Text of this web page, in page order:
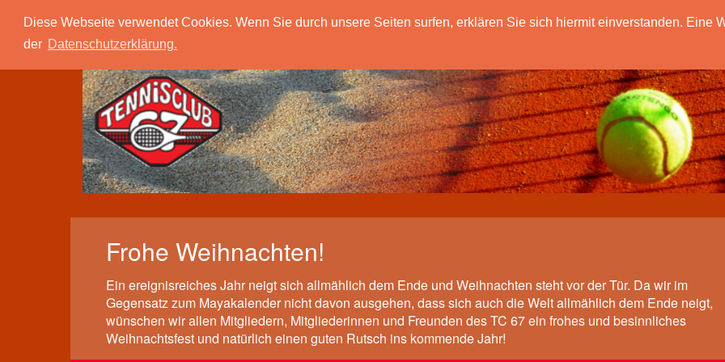
Diese Webseite verwendet Cookies. Wenn Sie durch unsere Seiten surfen, erklären Sie sich hiermit einverstanden. Eine
der Datenschutzerklärung.
Tc 67 Quierschied Verein Spielbetrieb
Frohe Weihnachten!
Ein ereignisreiches Jahr neigt sich allmählich dem Ende und Weihnachten steht vor der Tür. Da wir im
Gegensatz zum Mayakalender nicht davon ausgehen, dass sich auch die Welt allmählich dem Ende neigt,
wünschen wir allen Mitgliedern, Mitgliederinnen und Freunden des TC 67 ein frohes und besinnliches
Weihnachtsfest und natürlich einen guten Rutsch ins kommende Jahr!